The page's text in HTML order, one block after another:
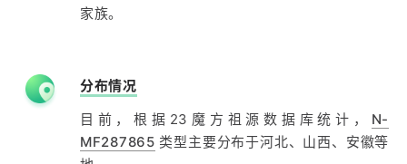
家族。
分布情况
目前，根据23魔方祖源数据库统计， N-
MF287865 类型主要分布于河北、山西、安徽等